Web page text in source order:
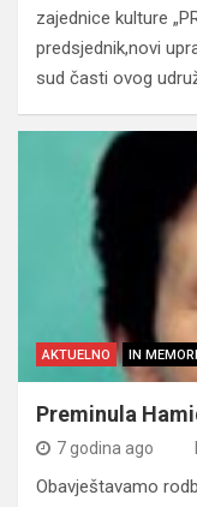
zajednice kulture
predsjednik,novi
sud časti ovog
AKTUELNO IN
Preminula
7 godina ago
Obavještavamo